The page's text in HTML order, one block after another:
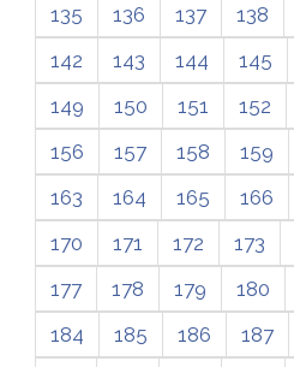
135
136 137 138
142
143 144 145
149
150 151 152
156
157 158 159
163
164 165 166
170
171 172 173
177
178 179 180
184
185 186 187